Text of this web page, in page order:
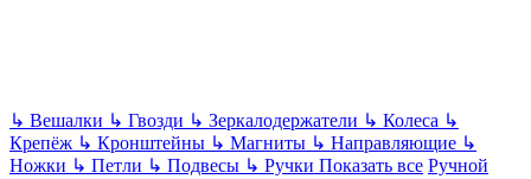
↳ Вешалки ↳ Гвозди ↳ Зеркалодержатели ↳ Колеса ↳
Крепёж ↳ Кронштейны ↳ Магниты ↳ Направляющие ↳
Ножки ↳ Петли ↳ Подвесы ↳ Ручки Показать все Ручной